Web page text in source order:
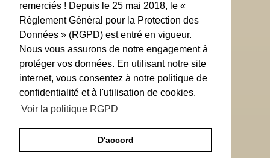
remerciés ! Depuis le 25 mai 2018, le «
Règlement Général pour la Protection des
Données » (RGPD) est entré en vigueur.
Nous vous assurons de notre engagement à
protéger vos données. En utilisant notre site
internet, vous consentez à notre politique de
confidentialité et à l'utilisation de cookies.
Voir la politique RGPD
D'accord